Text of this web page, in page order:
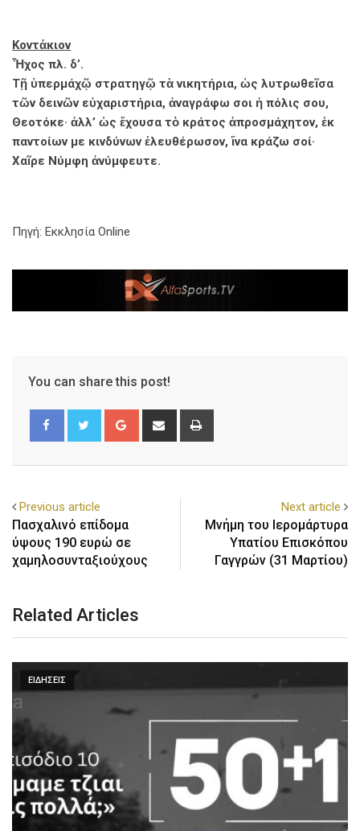
Κοντάκιον
Ἦχος πλ. δ’.
Τῇ ὑπερμάχῷ στρατηγῷ τὰ νικητήρια, ὡς λυτρωθεῖσα
τῶν δεινῶν εὐχαριστήρια, ἀναγράφω σοι ἡ πόλις σου,
Θεοτόκε· ἀλλ’ ὡς ἔχουσα τὸ κράτος ἀπροσμάχητον, ἐκ
παντοίων με κινδύνων ἐλευθέρωσον, ἵνα κράζω σοί·
Χαῖρε Νύμφη ἀνύμφευτε.
Πηγή: Εκκλησία Οnline
You can share this post!
Previous article
Πασχαλινό επίδομα
ύψους 190 ευρώ σε
χαμηλοσυνταξιούχους
Next article
Μνήμη του Ιερομάρτυρα
Υπατίου Επισκόπου
Γαγγρών (31 Μαρτίου)
Related Articles
ΕΙΔΗΣΕΙΣ